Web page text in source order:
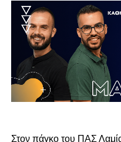
Στον πάγκο του ΠΑΣ Λαμία